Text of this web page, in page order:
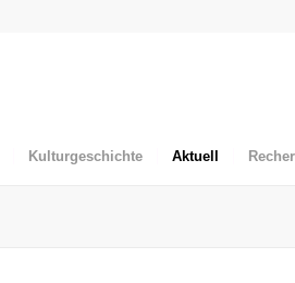
Kulturgeschichte Aktuell